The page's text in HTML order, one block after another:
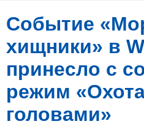
Событие
хищники» в
принесло с
режим
головами»